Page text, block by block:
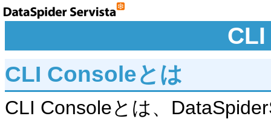
CLI Consoleとは
CLI Consoleとは、